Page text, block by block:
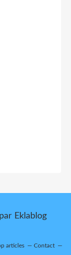
Eklablog
articles Contact